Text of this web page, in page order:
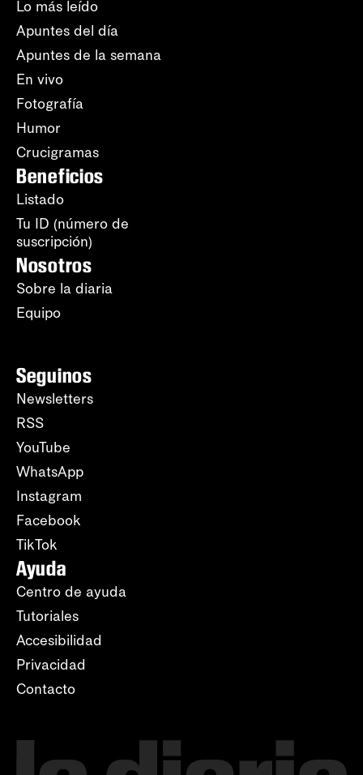
Lo más leído
Apuntes del día
Apuntes de la semana
En vivo
Fotografía
Humor
Crucigramas
Beneficios
Listado
Tu ID (número de
suscripción)
Nosotros
Sobre la diaria
Equipo
Seguinos
Newsletters
RSS
YouTube
WhatsApp
Instagram
Facebook
TikTok
Ayuda
Centro de ayuda
Tutoriales
Accesibilidad
Privacidad
Contacto